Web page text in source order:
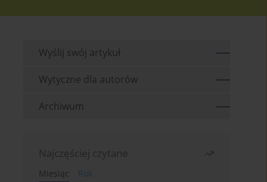
Wyślij swój artykuł
Wytyczne dla autorów
Archiwum
Najczęściej czytane
Miesiąc
Rok